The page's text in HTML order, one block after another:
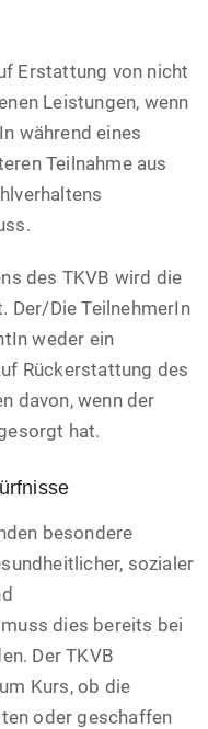
Erstattung von nicht
Leistungen, wenn
während eines
Teilnahme aus
des TKVB wird die
Der/Die TeilnehmerIn
weder ein
Rückerstattung des
davon, wenn der
hat.
besondere
sozialer
dies bereits bei
Der TKVB
Kurs, ob die
oder geschaffen